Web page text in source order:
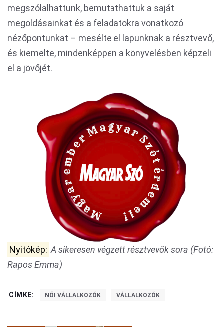
megszólalhattunk, bemutathattuk a saját
megoldásainkat és a feladatokra vonatkozó
nézőpontunkat – mesélte el lapunknak a résztvevő,
és kiemelte, mindenképpen a könyvelésben képzeli
el a jövőjét.
Nyitókép: A sikeresen végzett résztvevők sora (Fotó:
Rapos Emma)
CÍMKE: NŐI VÁLLALKOZÓK VÁLLALKOZÓK